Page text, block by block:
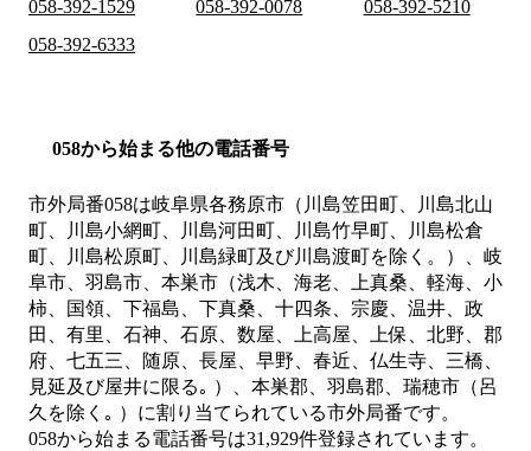
058-392-1529
058-392-0078
058-392-5210
058-392-6333
058から始まる他の電話番号
市外局番058は岐阜県各務原市（川島笠田町、川島北山
町、川島小網町、川島河田町、川島竹早町、川島松倉
町、川島松原町、川島緑町及び川島渡町を除く。）、岐
阜市、羽島市、本巣市（浅木、海老、上真桑、軽海、小
柿、国領、下福島、下真桑、十四条、宗慶、温井、政
田、有里、石神、石原、数屋、上高屋、上保、北野、郡
府、七五三、随原、長屋、早野、春近、仏生寺、三橋、
見延及び屋井に限る｡ ）、本巣郡、羽島郡、瑞穂市（呂
久を除く｡ ） に割り当てられている市外局番です。
058から始まる電話番号は31,929件登録されています。